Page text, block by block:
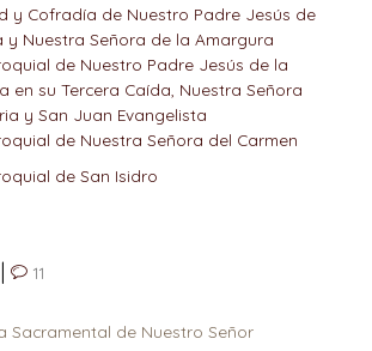
y Cofradía de Nuestro Padre Jesús de
y Nuestra Señora de la Amargura
de Nuestro Padre Jesús de la
en su Tercera Caída, Nuestra Señora
y San Juan Evangelista
de Nuestra Señora del Carmen
de San Isidro
11
Sacramental de Nuestro Señor